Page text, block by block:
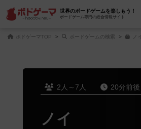
世界のボードゲームを楽しもう！
ボードゲーム専門の総合情報サイト
ボドゲーマTOP ボードゲームの検索 ノ
2人～7人 20分前後
ノイ